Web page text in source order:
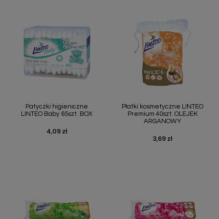
Patyczki higieniczne
LINTEO Baby 65szt. BOX
Cena
4,09 zł
Płatki kosmetyczne LINTEO
Premium 40szt. OLEJEK
ARGANOWY
Cena
3,69 zł